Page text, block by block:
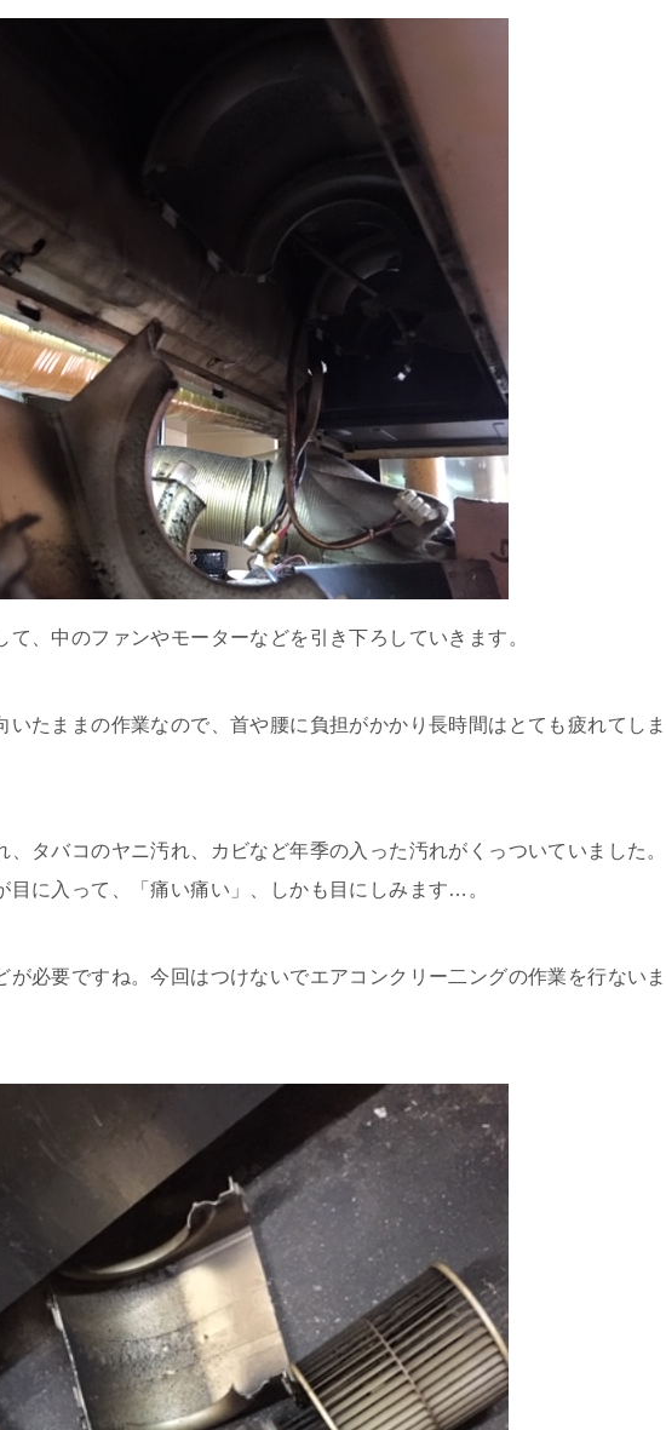
、中のファンやモーターなどを引き下ろしていきます。
いたままの作業なので、首や腰に負担がかかり長時間はとても疲れてしま
、タバコのヤニ汚れ、カビなど年季の入った汚れがくっついていました。
目に入って、「痛い痛い」、しかも目にしみます…。
が必要ですね。今回はつけないでエアコンクリー二ングの作業を行ないま